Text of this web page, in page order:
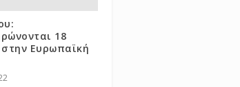
18
στην Ευρωπαϊκή